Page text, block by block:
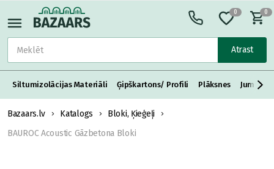
Atrast
0 0
Siltumizolācijas Materiāli Ģipškartons/ Profili Plāksnes Jumta
Bazaars.lv Katalogs
Bloki, Ķieģeļi
BAUROC Acoustic Gāzbetona Bloki